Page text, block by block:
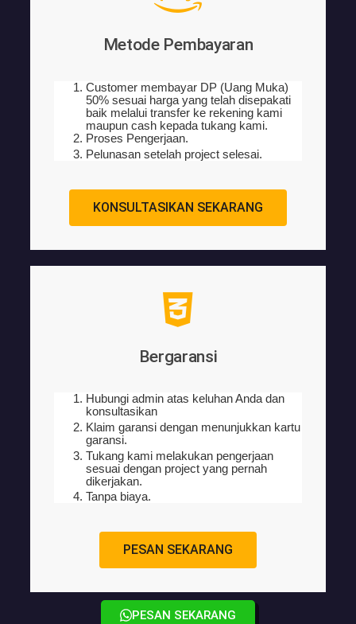
Metode Pembayaran
Customer membayar DP (Uang Muka)
50% sesuai harga yang telah disepakati
baik melalui transfer ke rekening kami
maupun cash kepada tukang kami.
Proses Pengerjaan.
Pelunasan setelah project selesai.
KONSULTASIKAN SEKARANG
Bergaransi
Hubungi admin atas keluhan Anda dan
konsultasikan
Klaim garansi dengan menunjukkan kartu
garansi.
Tukang kami melakukan pengerjaan
sesuai dengan project yang pernah
dikerjakan.
Tanpa biaya.
PESAN SEKARANG
PESAN SEKARANG